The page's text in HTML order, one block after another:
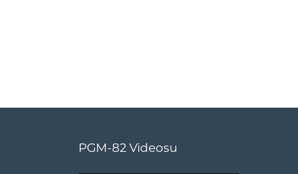
PGM-82 Videosu